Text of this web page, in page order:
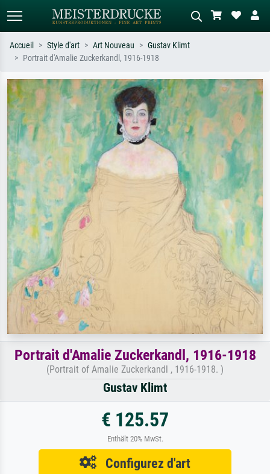
Recherchez par artiste, titre ou style –
ex. Monet, Nuit étoilée,
impressionnisme, vague de Hokusai,
nu.
Décrivez la scène – ex. prairie verte,
abstrait avec beaucoup de rouge,
tableau sombre, nu debout près d'un
arbre.
Accueil Style d'art Art Nouveau
Gustav Klimt
Portrait d'Amalie Zuckerkandl, 1916-1918
Portrait d'Amalie Zuckerkandl, 1916-1918
(Portrait of Amalie Zuckerkandl , 1916-1918. )
Gustav Klimt
€ 125.57
Enthält 20% MwSt.
Configurez d'art